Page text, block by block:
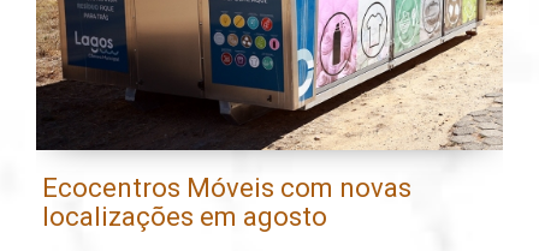
Ecocentros Móveis com novas
localizações em agosto